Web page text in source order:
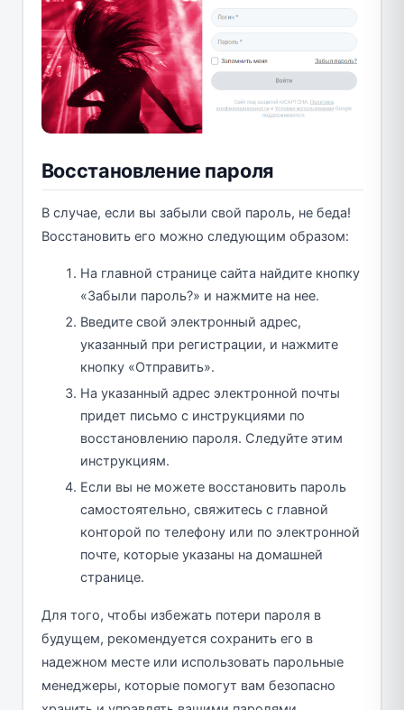
Восстановление пароля
В случае, если вы забыли свой пароль, не беда!
Восстановить его можно следующим образом:
На главной странице сайта найдите кнопку
«Забыли пароль?» и нажмите на нее.
Введите свой электронный адрес,
указанный при регистрации, и нажмите
кнопку «Отправить».
На указанный адрес электронной почты
придет письмо с инструкциями по
восстановлению пароля. Следуйте этим
инструкциям.
Если вы не можете восстановить пароль
самостоятельно, свяжитесь с главной
конторой по телефону или по электронной
почте, которые указаны на домашней
странице.
Для того, чтобы избежать потери пароля в
будущем, рекомендуется сохранить его в
надежном месте или использовать парольные
менеджеры, которые помогут вам безопасно